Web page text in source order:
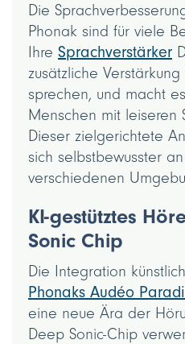
Die
Phonak sind für viele
Ihre Sprachverstärker
zusätzliche
sprechen, und macht
Menschen mit leiseren
Dieser zielgerichtete
sich selbstbewusster
verschiedenen
KI-gestütztes
Sonic Chip
Die Integration
Phonaks Audéo
eine neue Ära der
Deep Sonic-Chip